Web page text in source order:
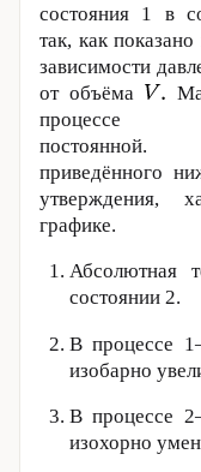
состояния 1 в
так, как
зависимости
от объёма
процессе
приведённого
утверждения,
графике.
Абсолютная
состоянии 2.
В процессе
изобарно
В процессе
изохорно